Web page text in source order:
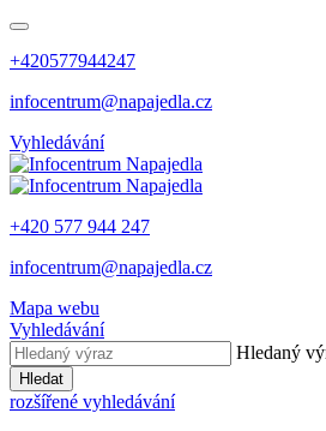
+420577944247
infocentrum@napajedla.cz
Vyhledávání
+420 577 944 247
infocentrum@napajedla.cz
Mapa webu
Vyhledávání
Hledaný
Hledat
rozšířené vyhledávání